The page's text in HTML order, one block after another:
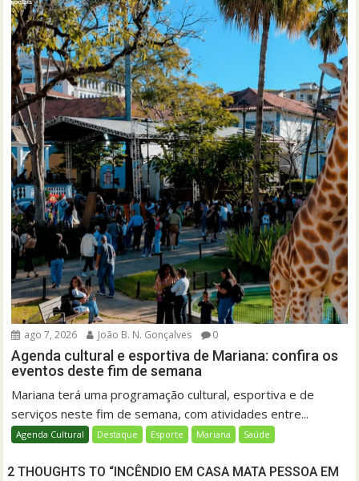
ago 7, 2026 João B. N. Gonçalves 0
Agenda cultural e esportiva de Mariana: confira os
eventos deste fim de semana
Mariana terá uma programação cultural, esportiva e de
serviços neste fim de semana, com atividades entre...
Agenda Cultural Destaque Esporte Mariana Saúde
2 THOUGHTS TO “INCÊNDIO EM CASA MATA PESSOA EM